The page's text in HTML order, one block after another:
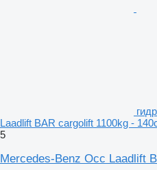
Laadlift BAR cargolift 1100kg -
5
Mercedes-Benz Occ Laadlift